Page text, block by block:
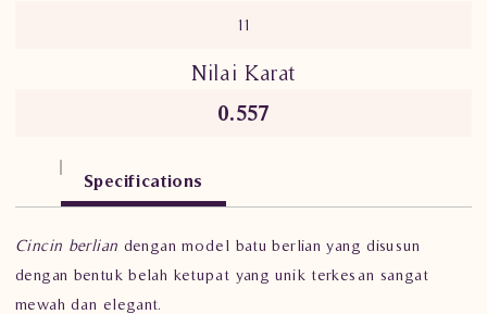
11
Nilai Karat
0.557
Specifications
Cincin berlian dengan model batu berlian yang disusun
dengan bentuk belah ketupat yang unik terkesan sangat
mewah dan elegant.